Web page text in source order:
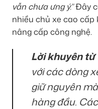
vẫn chưa ưng ý.”Đây
nhiều chủ xe cao
nâng cấp công nghệ.
Lời khuyên từ
với các dòng
giữ nguyên
hàng đầu.